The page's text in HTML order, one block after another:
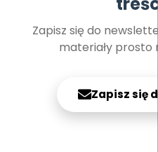
Zapisz się do
materiały prosto
Zapisz się